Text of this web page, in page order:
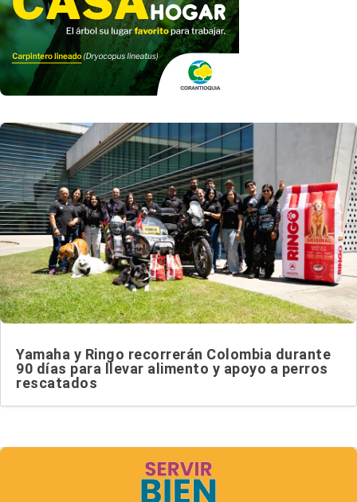
Yamaha y Ringo recorrerán Colombia durante
90 días para llevar alimento y apoyo a perros
rescatados